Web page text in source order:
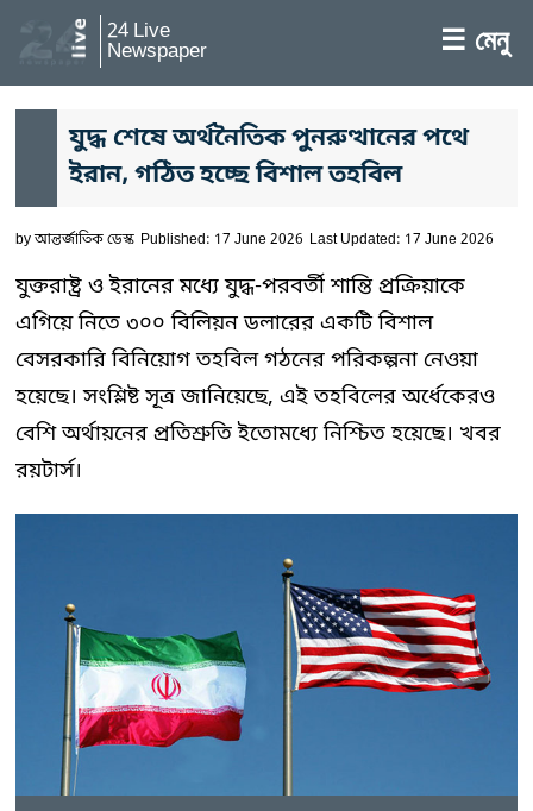
24 Live
Newspaper ☰ মেনু
যুদ্ধ শেষে অর্থনৈতিক পুনরুত্থানের পথে
ইরান, গঠিত হচ্ছে বিশাল তহবিল
byআন্তর্জাতিক ডেস্ক Published: 17 June 2026 Last Updated: 17 June 2026
যুক্তরাষ্ট্র ও ইরানের মধ্যে যুদ্ধ-পরবর্তী শান্তি প্রক্রিয়াকে
এগিয়ে নিতে ৩০০ বিলিয়ন ডলারের একটি বিশাল
বেসরকারি বিনিয়োগ তহবিল গঠনের পরিকল্পনা নেওয়া
হয়েছে। সংশ্লিষ্ট সূত্র জানিয়েছে, এই তহবিলের অর্ধেকেরও
বেশি অর্থায়নের প্রতিশ্রুতি ইতোমধ্যে নিশ্চিত হয়েছে। খবর
রয়টার্স।